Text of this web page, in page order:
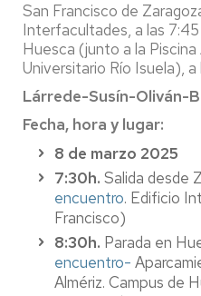
San Francisco de
Interfacultades, a las
Huesca (junto a la
Universitario Río Isuela), a
Lárrede-Susín-Oliván-
Fecha, hora y lugar:
8 de marzo 2025
7:30h. Salida desde
encuentro. Edificio
Francisco)
8:30h. Parada en
encuentro-
Almériz. Campus de